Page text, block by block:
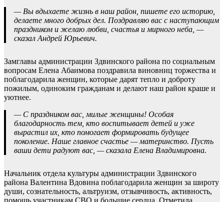
— Вы вдыхаете жизнь в наш район, пишете его историю,
делаете много добрых дел. Поздравляю вас с наступающим
праздником и желаю любви, счастья и мирного неба, —
сказал Андрей Юрьевич.
Замглавы администрации Здвинского района по социальным
вопросам Елена Абаимова поздравила виновниц торжества и
поблагодарила женщин, которые дарят тепло и доброту
пожилым, одиноким гражданам и делают наш район краше и
уютнее.
— С праздником вас, милые женщины! Особая
благодарность тем, кто воспитывает детей и уже
вырастил их, кто помогает формировать будущее
поколение. Наше главное счастье — материнство. Пусть
ваши дети радуют вас, — сказала Елена Владимировна.
Начальник отдела культуры администрации Здвинского
района Валентина Вдовина поблагодарила женщин за широту
души, сознательность, альтруизм, отзывчивость, активность,
помощь участникам СВО и большие сердца. Отметила